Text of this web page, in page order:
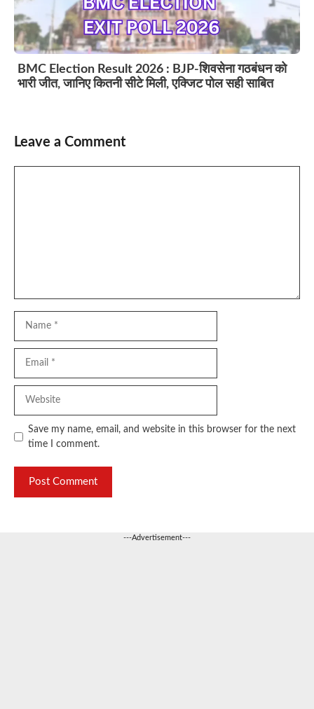
BMC Election Result 2026 : BJP-शिवसेना गठबंधन को
भारी जीत, जानिए कितनी सीटे मिली, एक्जिट पोल सही साबित
Leave a Comment
Save my name, email, and website in this browser for the next
time I comment.
---Advertisement---